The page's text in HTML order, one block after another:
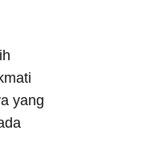
yang